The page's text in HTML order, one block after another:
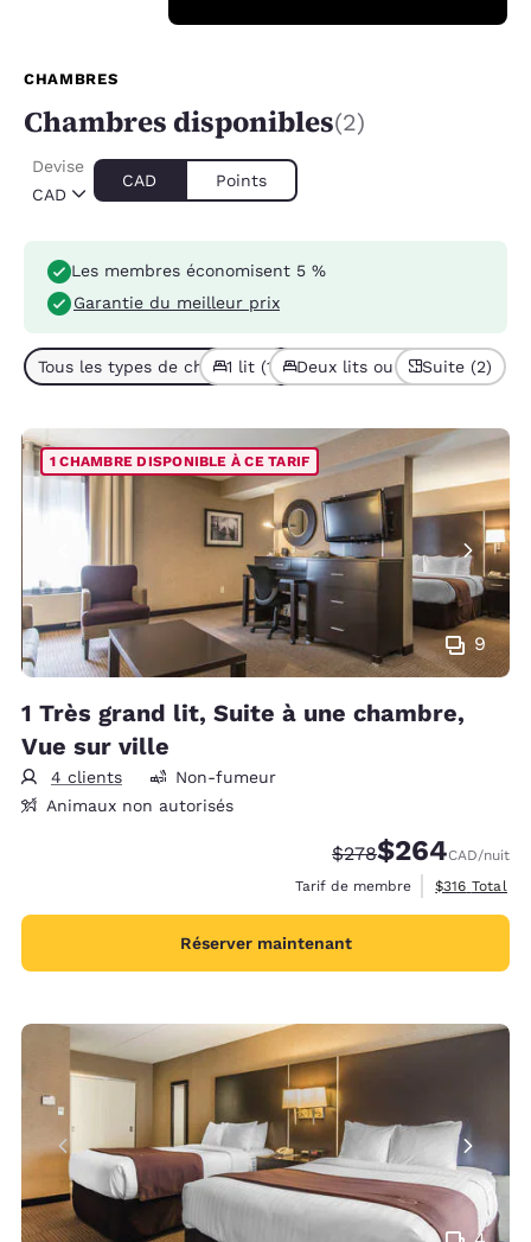
CHAMBRES
Chambres disponibles(2)
CAD
Devise
CAD Points
Les membres économisent 5 %
Garantie du meilleur prix
Tous les types de chambres (2)
1 lit (1) Deux lits ou plus (1)Suite (2)
9
1 CHAMBRE DISPONIBLE À CE TARIF
1 Très grand lit, Suite à une chambre,
Vue sur ville
4 clients
Non-fumeur
Animaux non autorisés
Tarif barré :
$278Tarif réduit :
$264CAD/nuit
Tarif de membre
Afficher les
$316 Total
Réserver maintenant